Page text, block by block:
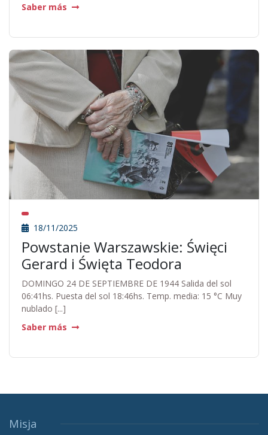
Saber más
18/11/2025
Powstanie Warszawskie: Święci
Gerard i Święta Teodora
DOMINGO 24 DE SEPTIEMBRE DE 1944 Salida del sol
06:41hs. Puesta del sol 18:46hs. Temp. media: 15 °C Muy
nublado [...]
Saber más
Misja